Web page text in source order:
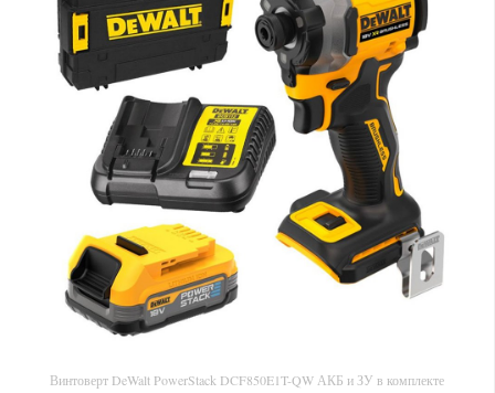
Винтоверт DeWalt PowerStack DCF850E1T-QW АКБ и ЗУ в комплекте